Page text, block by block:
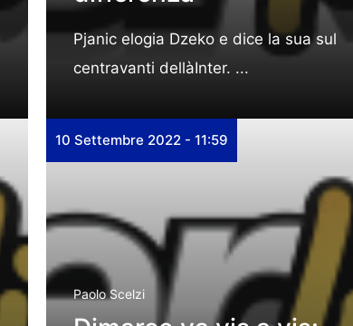
Pjanic elogia Dzeko e dice la sua sul
centravanti dellàInter. ...
10 Settembre 2022 - 11:59
Paolo Scelzi